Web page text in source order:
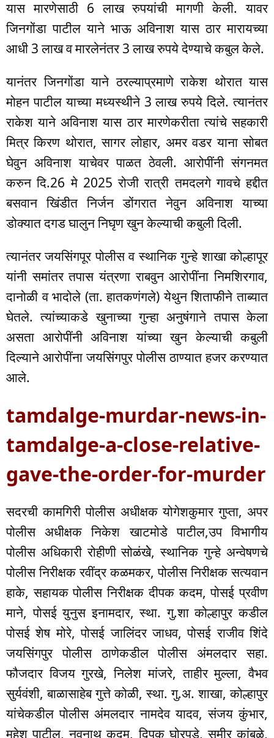
यास मारणेसाठी 6 लाख रुपयांची मागणी केली. यावर
जिनगोंडा पाटील याने भाऊ अविनाश यास ठार मारायच्या
आधी 3 लाख व मारलेनंतर 3 लाख रुपये देण्याचे कबुल केले.
यानंतर जिनगोंडा याने ठरल्याप्रमाणे राकेश थोरात यास
मोहन पाटील याच्या मध्यस्थीने 3 लाख रुपये दिले. त्यानंतर
राकेश याने अविनाश यास ठार मारणेकरीता त्यांचे सहकारी
मित्र किरण थोरात, सागर लोहार, अमर वडर याना सोबत
घेवुन अविनाश याचेवर पाळत ठेवली. आरोपींनी संगनमत
करुन दि.26 मे 2025 रोजी रात्री तमदलगे गावचे हद्दीत
बसवान खिंडीत निर्जन डोंगरात नेवुन अविनाश याच्या
डोक्यात दगड घालुन निघृण खुन केल्याची कबुली दिली.
त्यानंतर जयसिंगपूर पोलीस व स्थानिक गुन्हे शाखा कोल्हापूर
यांनी समांतर तपास यंत्रणा राबवुन आरोपींना निमशिरगाव,
दानोळी व भादोले (ता. हातकणंगले) येथुन शिताफीने ताब्यात
घेतले. त्यांच्याकडे खुनाच्या गुन्हा अनुषंगाने तपास केला
असता आरोपींनी अविनाश यांच्या खुन केल्याची कबुली
दिल्याने आरोपींना जयसिंगपुर पोलीस ठाण्यात हजर करण्यात
आले.
tamdalge-murdar-news-in-
tamdalge-a-close-relative-
gave-the-order-for-murder
सदरची कामगिरी पोलीस अधीक्षक योगेशकुमार गुप्ता, अपर
पोलीस अधीक्षक निकेश खाटमोडे पाटील,उप विभागीय
पोलीस अधिकारी रोहीणी सोळंखेे, स्थानिक गुन्हे अन्वेषणचे
पोलीस निरीक्षक रवींद्र कळमकर, पोलीस निरीक्षक सत्यवान
हाके, सहायक पोलीस निरीक्षक दीपक कदम, पोसई प्रवीण
माने, पोसई युनुस इनामदार, स्था. गु.शा कोल्हापुर कडील
पोसई शेष मोरे, पोसई जालिंदर जाधव, पोसई राजीव शिंदे
जयसिंगपुर पोलीस ठाणेकडील पोलीस अंमलदार सहा.
फौजदार विजय गुरखे, निलेश मांजरे, ताहीर मुल्ला, वैभव
सुर्यवंशी, बाळासाहेब गुत्ते कोळी, स्था. गु.अ. शाखा, कोल्हापुर
यांचेकडील पोलीस अंमलदार नामदेव यादव, संजय कुंभार,
महेश पाटील, नवनाथ कदम, दिपक घोरपडे, समीर कांबळे,